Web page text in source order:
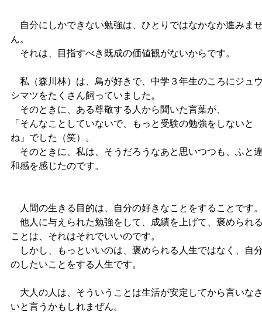
自分にしかできない勉強は、ひとりではなかなか進みま
ん。
それは、目指すべき既成の価値観がないからです。
私（森川林）は、鳥が好きで、中学３年生のころにジュ
シマツをたくさん飼っていました。
そのときに、ある尊敬する人から聞いた言葉が、
「そんなことしていないで、もっと受験の勉強をしないと
ね」でした（笑）。
そのときに、私は、そうだろうなあと思いつつも、ふと
和感を感じたのです。
人間の生きる目的は、自分の好きなことをすることです
他人に与えられた勉強をして、成績を上げて、褒められ
ことは、それはそれでいいのです。
しかし、もっといいのは、褒められる人生ではなく、自
のしたいことをする人生です。
大人の人は、そういうことは生活が安定してから言いな
いと言うかもしれまぜん。